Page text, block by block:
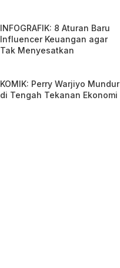
INFOGRAFIK: 8 Aturan Baru
Influencer Keuangan agar
Tak Menyesatkan
KOMIK: Perry Warjiyo Mundur
di Tengah Tekanan Ekonomi